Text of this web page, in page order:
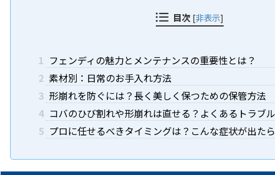
目次 [非表示]
1 フェンディの魅力とメンテナンスの重要性とは？
2 素材別：日常のお手入れ方法
3 形崩れを防ぐには？長く美しく保つための保管方法
4 コバのひび割れや形崩れは直せる？よくあるトラブ
5 プロに任せるべきタイミングは？こんな症状が出た